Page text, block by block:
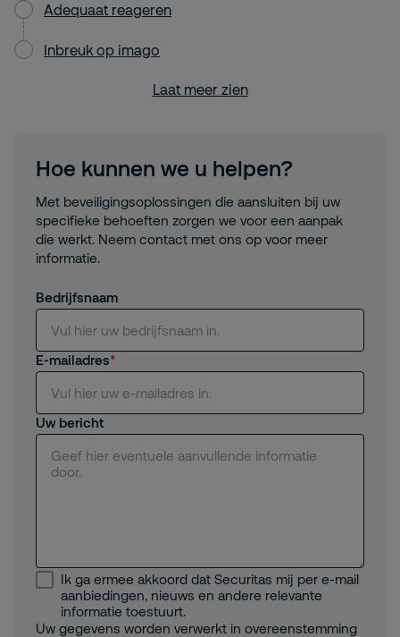
Adequaat reageren
Inbreuk op imago
Laat meer zien
Hoe kunnen we u helpen?
Met beveiligingsoplossingen die aansluiten bij uw
specifieke behoeften zorgen we voor een aanpak
die werkt. Neem contact met ons op voor meer
informatie.
Bedrijfsnaam
E-mailadres
Uw bericht
Ik ga ermee akkoord dat Securitas mij per e-mail
aanbiedingen, nieuws en andere relevante
informatie toestuurt.
Uw gegevens worden verwerkt in overeenstemming